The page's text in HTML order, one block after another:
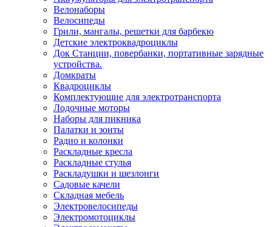
Велонаборы
Велосипеды
Грили, мангалы, решетки для барбекю
Детские электроквадроциклы
Док Станции, повербанки, портативные зарядные
устройства.
Домкраты
Квадроциклы
Комплектующие для электротранспорта
Лодочные моторы
Наборы для пикника
Палатки и зонты
Радио и колонки
Раскладные кресла
Раскладные стулья
Раскладушки и шезлонги
Садовые качели
Складная мебель
Электровелосипеды
Электромотоциклы